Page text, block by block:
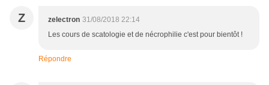
Z zelectron 31/08/2018 22:14
Les cours de scatologie et de nécrophilie c'est pour bientôt !
Répondre